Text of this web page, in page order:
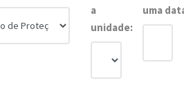
a
unidade:
uma